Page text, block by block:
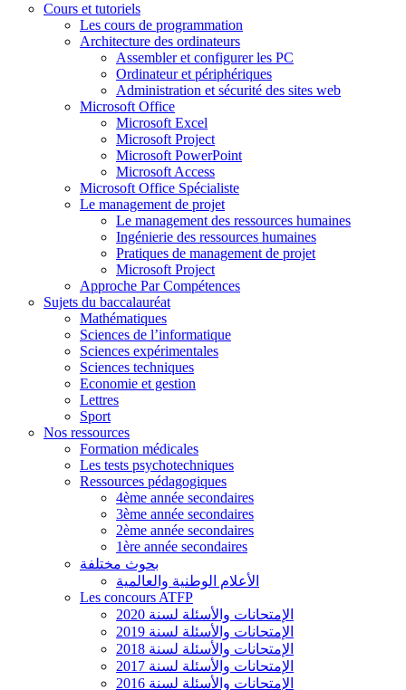
Cours et tutoriels
Les cours de programmation
Architecture des ordinateurs
Assembler et configurer les PC
Ordinateur et périphériques
Administration et sécurité des sites web
Microsoft Office
Microsoft Excel
Microsoft Project
Microsoft PowerPoint
Microsoft Access
Microsoft Office Spécialiste
Le management de projet
Le management des ressources humaines
Ingénierie des ressources humaines
Pratiques de management de projet
Microsoft Project
Approche Par Compétences
Sujets du baccalauréat
Mathématiques
Sciences de l’informatique
Sciences expérimentales
Sciences techniques
Economie et gestion
Lettres
Sport
Nos ressources
Formation médicales
Les tests psychotechniques
Ressources pédagogiques
4ème année secondaires
3ème année secondaires
2ème année secondaires
1ère année secondaires
بحوث مختلفة
الأعلام الوطنية والعالمية
Les concours ATFP
الإمتحانات والأسئلة لسنة 2020
الإمتحانات والأسئلة لسنة 2019
الإمتحانات والأسئلة لسنة 2018
الإمتحانات والأسئلة لسنة 2017
الإمتحانات والأسئلة لسنة 2016